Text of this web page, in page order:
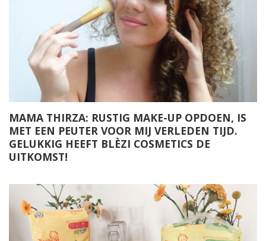
MAMA THIRZA: RUSTIG MAKE-UP OPDOEN, IS
MET EEN PEUTER VOOR MIJ VERLEDEN TIJD.
GELUKKIG HEEFT BLÈZI COSMETICS DE
UITKOMST!